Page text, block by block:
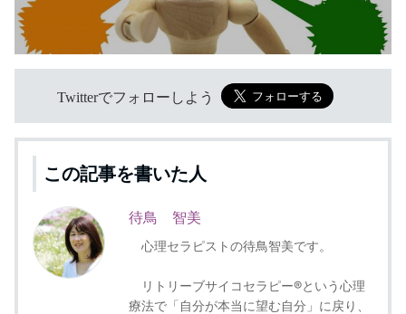
Twitterでフォローしよう
この記事を書いた人
待鳥 智美
心理セラピストの待鳥智美です。
リトリーブサイコセラピー®という心理
療法で「自分が本当に望む自分」に戻り、